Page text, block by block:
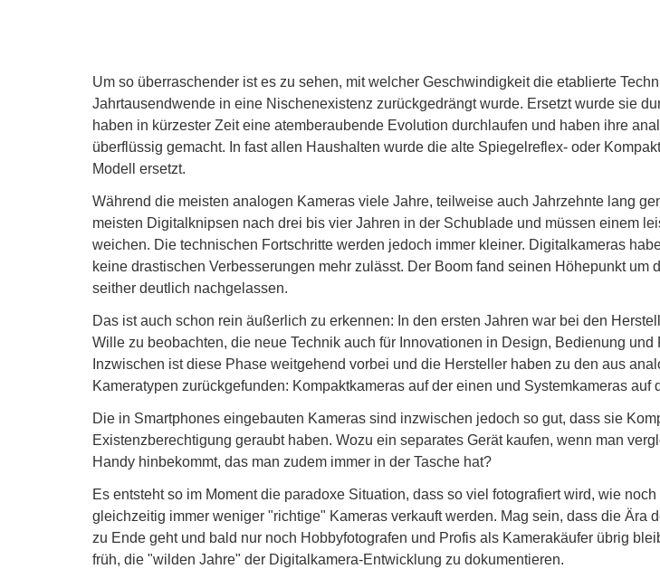
Um so überraschender ist es zu sehen, mit welcher Geschwindigkeit die etablierte
Jahrtausendwende in eine Nischenexistenz zurückgedrängt wurde. Ersetzt wurde sie
haben in kürzester Zeit eine atemberaubende Evolution durchlaufen und haben ihre
überflüssig gemacht. In fast allen Haushalten wurde die alte Spiegelreflex- oder
Modell ersetzt.
Während die meisten analogen Kameras viele Jahre, teilweise auch Jahrzehnte lang
meisten Digitalknipsen nach drei bis vier Jahren in der Schublade und müssen einem
weichen. Die technischen Fortschritte werden jedoch immer kleiner. Digitalkameras
keine drastischen Verbesserungen mehr zulässt. Der Boom fand seinen Höhepunkt um
seither deutlich nachgelassen.
Das ist auch schon rein äußerlich zu erkennen: In den ersten Jahren war bei den
Wille zu beobachten, die neue Technik auch für Innovationen in Design, Bedienung und
Inzwischen ist diese Phase weitgehend vorbei und die Hersteller haben zu den aus
Kameratypen zurückgefunden: Kompaktkameras auf der einen und Systemkameras auf
Die in Smartphones eingebauten Kameras sind inzwischen jedoch so gut, dass sie
Existenzberechtigung geraubt haben. Wozu ein separates Gerät kaufen, wenn man
Handy hinbekommt, das man zudem immer in der Tasche hat?
Es entsteht so im Moment die paradoxe Situation, dass so viel fotografiert wird, wie
gleichzeitig immer weniger "richtige" Kameras verkauft werden. Mag sein, dass die Ära
zu Ende geht und bald nur noch Hobbyfotografen und Profis als Kamerakäufer übrig
früh, die "wilden Jahre" der Digitalkamera-Entwicklung zu dokumentieren.